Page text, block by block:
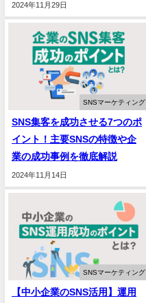
2024年11月29日
SNSマーケティング
SNS集客を成功させる7つのポ
イント！主要SNSの特徴や企
業の成功事例を徹底解説
2024年11月14日
SNSマーケティング
【中小企業のSNS活用】運用